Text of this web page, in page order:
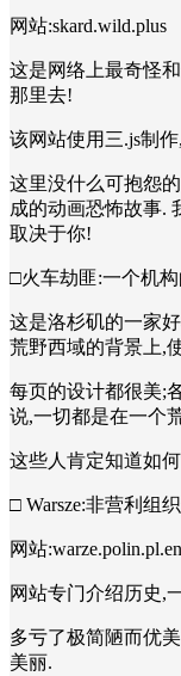
网站:skard.wild.plus
这是网络上最奇怪
那里去!
该网站使用三.js制
这里没什么可抱怨
成的动画恐怖故事.
取决于你!
□火车劫匪:一个机
这是洛杉矶的一家
荒野西域的背景上,
每页的设计都很美;
说,一切都是在一个
这些人肯定知道如
□ Warsze:非营利组
网站:warze.polin.pl.en
网站专门介绍历史,
多亏了极简陋而优
美丽.